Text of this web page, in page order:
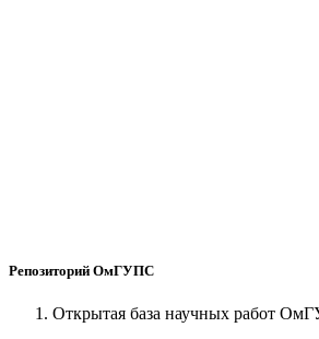
Репозиторий ОмГУПС
Открытая база научных работ